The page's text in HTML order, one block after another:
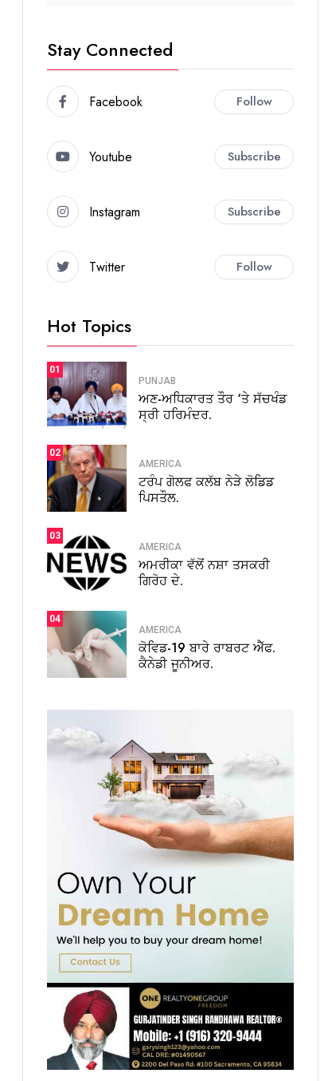
Stay Connected
Facebook Follow
Youtube Subscribe
Instagram Subscribe
Twitter Follow
Hot Topics
01
PUNJAB
ਅਣ-ਅਧਿਕਾਰਤ ਤੌਰ ‘ਤੇ ਸੱਚਖੰਡ
ਸ੍ਰੀ ਹਰਿਮੰਦਰ.
02
AMERICA
ਟਰੰਪ ਗੋਲਫ ਕਲੱਬ ਨੇੜੇ ਲੋਡਿਡ
ਪਿਸਤੌਲ.
03
AMERICA
ਅਮਰੀਕਾ ਵੱਲੋਂ ਨਸ਼ਾ ਤਸਕਰੀ
ਗਿਰੋਹ ਦੇ.
04
AMERICA
ਕੋਵਿਡ-19 ਬਾਰੇ ਰਾਬਰਟ ਐੱਫ.
ਕੈਨੇਡੀ ਜੂਨੀਅਰ.